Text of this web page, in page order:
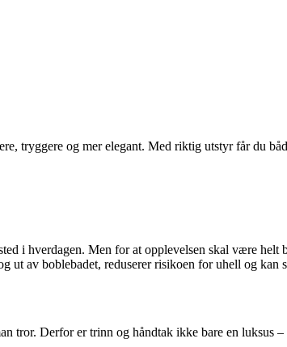
tryggere og mer elegant. Med riktig utstyr får du
i hverdagen. Men for at opplevelsen skal være
ut av boblebadet, reduserer risikoen for uhell og
tror. Derfor er trinn og håndtak ikke bare en luksus